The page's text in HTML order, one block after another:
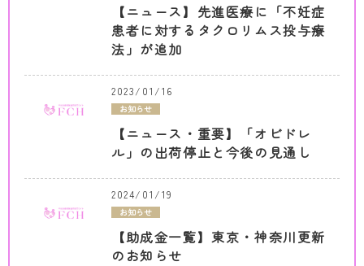
【ニュース】先進医療に「不妊症
患者に対するタクロリムス投与療
法」が追加
2023/01/16
お知らせ
【ニュース・重要】「オビドレ
ル」の出荷停止と今後の見通し
2024/01/19
お知らせ
【助成金一覧】東京・神奈川更新
のお知らせ